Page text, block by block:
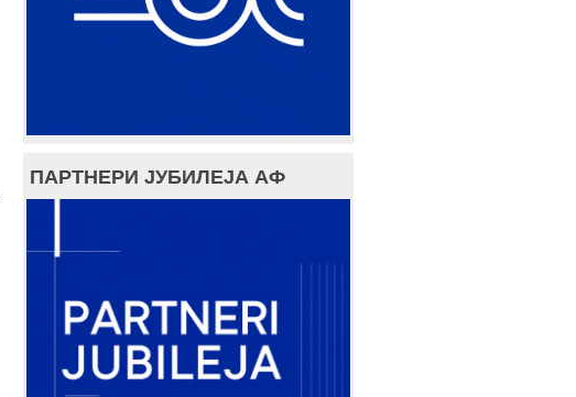
ПАРТНЕРИ ЈУБИЛЕЈА АФ